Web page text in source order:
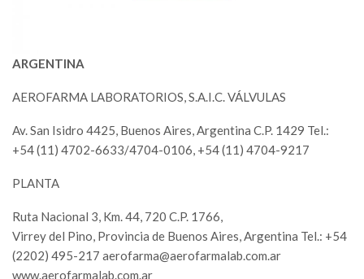
ARGENTINA
AEROFARMA LABORATORIOS, S.A.I.C. VÁLVULAS
Av. San Isidro 4425, Buenos Aires, Argentina C.P. 1429 Tel.:
+54 (11) 4702-6633/4704-0106, +54 (11) 4704-9217
PLANTA
Ruta Nacional 3, Km. 44, 720 C.P. 1766,
Virrey del Pino, Provincia de Buenos Aires, Argentina Tel.: +54
(2202) 495-217 aerofarma@aerofarmalab.com.ar
www.aerofarmalab.com.ar